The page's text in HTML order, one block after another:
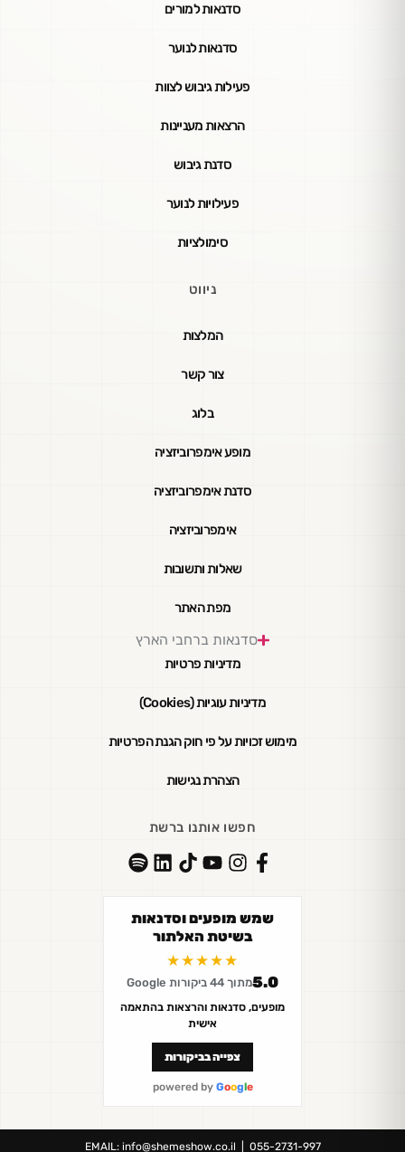
סדנאות למורים
סדנאות לנוער
פעילות גיבוש לצוות
הרצאות מעניינות
סדנת גיבוש
פעילויות לנוער
סימולציות
ניווט
המלצות
צור קשר
בלוג
מופע אימפרוביזציה
סדנת אימפרוביזציה
אימפרוביזציה
שאלות ותשובות
מפת האתר
סדנאות ברחבי הארץ
מדיניות פרטיות
מדיניות עוגיות (Cookies)
מימוש זכויות על פי חוק הגנת הפרטיות
הצהרת נגישות
חפשו אותנו ברשת
שמש מופעים וסדנאות
בשיטת האלתור
★★★★★
5.0מתוך 44 ביקורות Google
מופעים, סדנאות והרצאות בהתאמה
אישית
צפייה בביקורות
powered by Google
EMAIL: info@shemeshow.co.il | 055-2731-997